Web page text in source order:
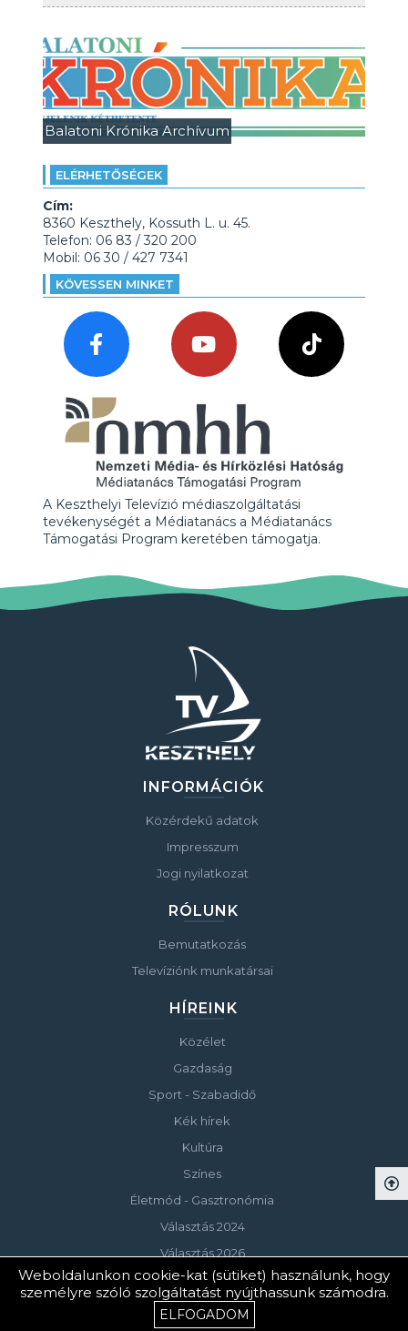
Balatoni Krónika Archívum
ELÉRHETŐSÉGEK
Cím:
8360 Keszthely, Kossuth L. u. 45.
Telefon: 06 83 / 320 200
Mobil: 06 30 / 427 7341
KÖVESSEN MINKET
A Keszthelyi Televízió médiaszolgáltatási
tevékenységét a Médiatanács a Médiatanács
Támogatási Program keretében támogatja.
INFORMÁCIÓK
Közérdekű adatok
Impresszum
Jogi nyilatkozat
RÓLUNK
Bemutatkozás
Televíziónk munkatársai
HÍREINK
Közélet
Gazdaság
Sport - Szabadidő
Kék hírek
Kultúra
Színes
Életmód - Gasztronómia
Választás 2024
Választás 2026
© Copyright 2023 Keszthelyi Televízió
Weboldalunkon cookie-kat (sütiket) használunk, hogy
személyre szóló szolgáltatást nyújthassunk számodra.
ELFOGADOM